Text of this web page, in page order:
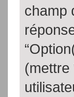
champ
(mettre